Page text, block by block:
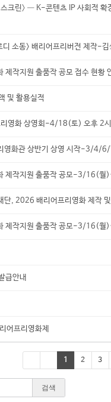
스크린〉 — K-콘텐츠 IP 사회적
디 소동> 배리어프리버전 제작-
작지원 출품작 공모 접수 현황
및 활용실적
영화 상영회-4/18(토) 오후 2시
영화관 상반기 상영 시작-3/4/6/
제작지원 출품작 공모-3/16(
단, 2026 배리어프리영화 제작
제작지원 출품작 공모-3/16(
급안내
어프리영화제
1 2 3
검색